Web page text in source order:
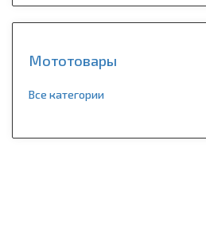
Мототовары
Все категории